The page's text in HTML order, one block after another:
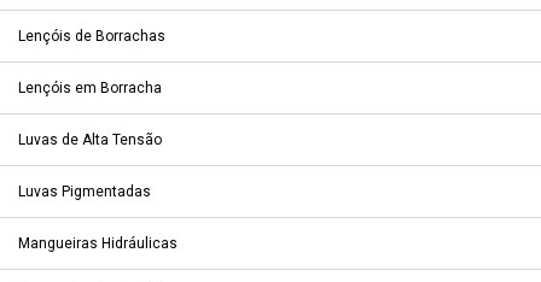
Lençóis de Borrachas
Lençóis em Borracha
Luvas de Alta Tensão
Luvas Pigmentadas
Mangueiras Hidráulicas